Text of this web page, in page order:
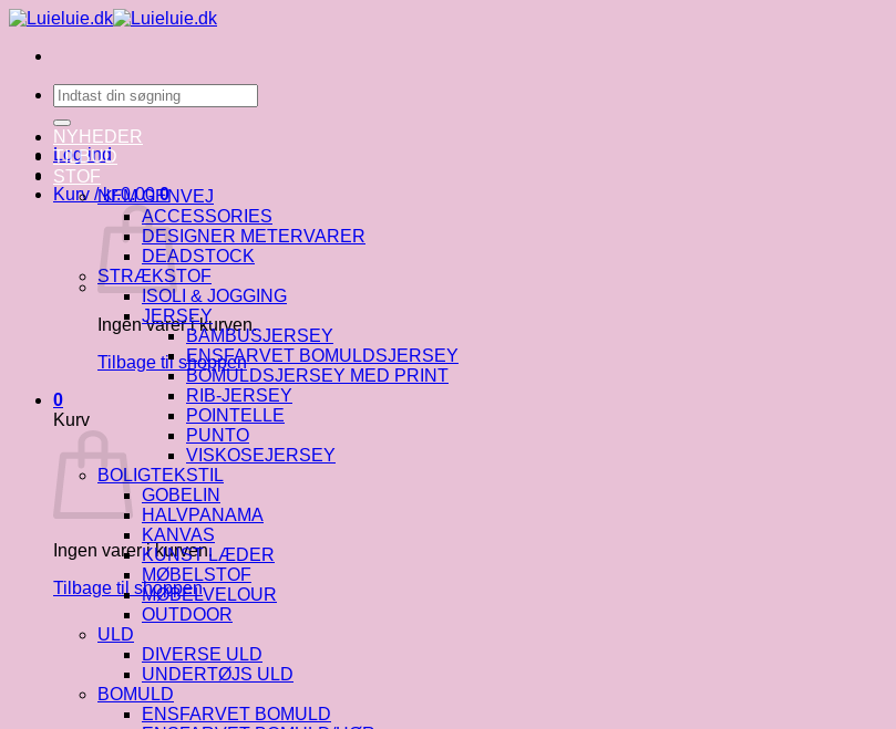
Fortsæt
indhold
Søg
efter:
Log ind
Kurv /kr.0.00 0
Ingen varer i kurven.
Tilbage til shoppen
0
Kurv
Ingen varer i kurven.
Tilbage til shoppen
NYHEDER
TILBUD
STOF
NEM GENVEJ
ACCESSORIES
DESIGNER METERVARER
DEADSTOCK
STRÆKSTOF
ISOLI & JOGGING
JERSEY
BAMBUSJERSEY
ENSFARVET BOMULDSJERSEY
BOMULDSJERSEY MED PRINT
RIB-JERSEY
POINTELLE
PUNTO
VISKOSEJERSEY
BOLIGTEKSTIL
GOBELIN
HALVPANAMA
KANVAS
KUNST LÆDER
MØBELSTOF
MØBELVELOUR
OUTDOOR
ULD
DIVERSE ULD
UNDERTØJS ULD
BOMULD
ENSFARVET BOMULD